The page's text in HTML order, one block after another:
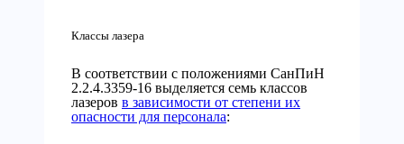
Классы лазера
В соответствии с положениями СанПиН
2.2.4.3359-16 выделяется семь классов
лазеров в зависимости от степени их
опасности для персонала: